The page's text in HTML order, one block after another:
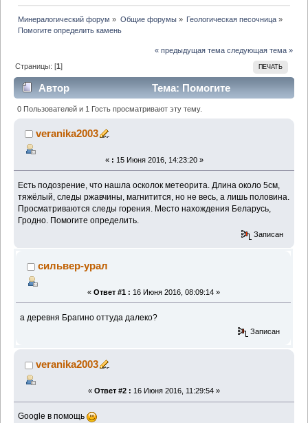
Минералогический форум » Общие форумы» Геологическая песочница»
Помогите определить камень
« предыдущая тема следующая тема »
ПЕЧАТЬ
Страницы: [1]
Автор
Тема: Помогите
определить камень (Прочитано 2060 раз)
0 Пользователей и 1 Гость просматривают эту тему.
veranika2003
« : 15 Июня 2016, 14:23:20 »
Есть подозрение, что нашла осколок метеорита. Длина около 5см,
тяжёлый, следы ржавчины, магнитится, но не весь, а лишь половина.
Просматриваются следы горения. Место нахождения Беларусь,
Гродно. Помогите определить.
Записан
сильвер-урал
« Ответ #1 : 16 Июня 2016, 08:09:14 »
а деревня Брагино оттуда далеко?
Записан
veranika2003
« Ответ #2 : 16 Июня 2016, 11:29:54 »
Google в помощь